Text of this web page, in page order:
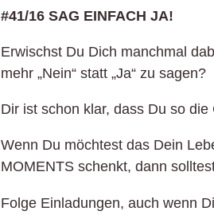
#41/16 SAG EINFACH JA!
Erwischst Du Dich manchmal
mehr „Nein“ statt „Ja“ zu sagen?
Dir ist schon klar, dass Du so
Wenn Du möchtest das Dein
MOMENTS schenkt, dann
Folge Einladungen, auch wenn